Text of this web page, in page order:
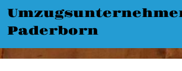
Paderborn